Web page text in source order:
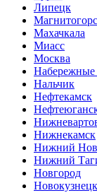
Липецк
Махачкала
Миасс
Москва
Нальчик
Нефтекамск
Нижнекамск
Нижний
Нижний
Новгород
Новокузнецк